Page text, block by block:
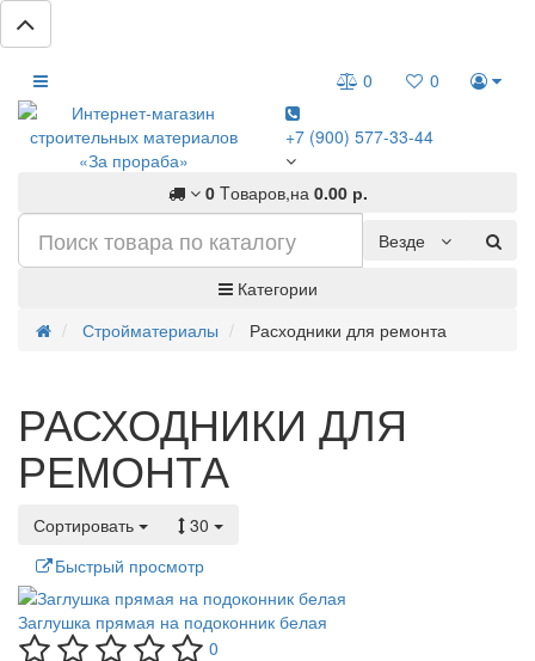
0
0
+7 (900) 577-33-44
0 Tоваров,на 0.00 р.
Везде
Категории
Стройматериалы
Расходники для ремонта
РАСХОДНИКИ ДЛЯ
РЕМОНТА
Сортировать
30
Быстрый просмотр
Заглушка прямая на подоконник белая
0